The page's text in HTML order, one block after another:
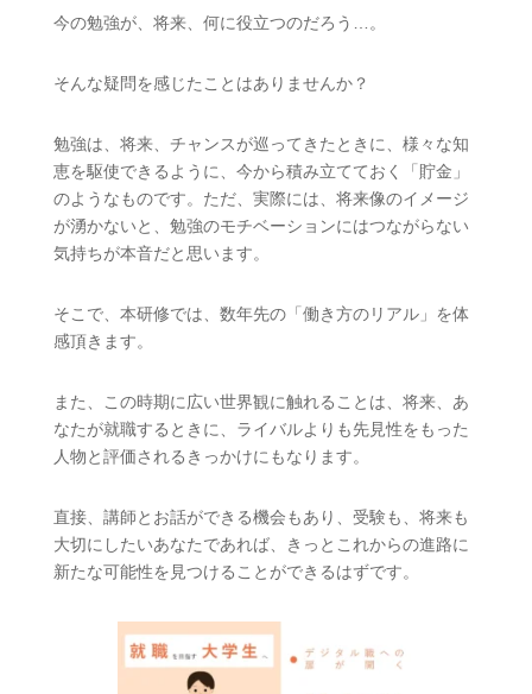
今の勉強が、将来、何に役立つのだろう…。
そんな疑問を感じたことはありませんか？
勉強は、将来、チャンスが巡ってきたときに、様々な知
恵を駆使できるように、今から積み立てておく「貯金」
のようなものです。ただ、実際には、将来像のイメージ
が湧かないと、勉強のモチベーションにはつながらない
気持ちが本音だと思います。
そこで、本研修では、数年先の「働き方のリアル」を体
感頂きます。
また、この時期に広い世界観に触れることは、将来、あ
なたが就職するときに、ライバルよりも先見性をもった
人物と評価されるきっかけにもなります。
直接、講師とお話ができる機会もあり、受験も、将来も
大切にしたいあなたであれば、きっとこれからの進路に
新たな可能性を見つけることができるはずです。